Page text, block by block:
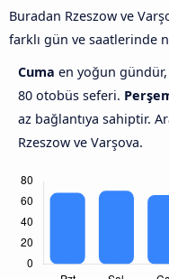
Buradan Rzeszow ve
farklı gün ve saatlerinde
Cuma en yoğun gündür,
80 otobüs seferi.
az bağlantıya sahiptir.
Rzeszow ve Varşova.